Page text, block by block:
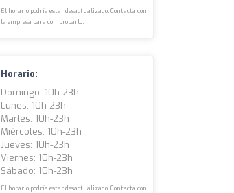
El horario podría estar desactualizado. Contacta con
la empresa para comprobarlo.
Horario:
Domingo: 10h-23h
Lunes: 10h-23h
Martes: 10h-23h
Miércoles: 10h-23h
Jueves: 10h-23h
Viernes: 10h-23h
Sábado: 10h-23h
El horario podría estar desactualizado. Contacta con